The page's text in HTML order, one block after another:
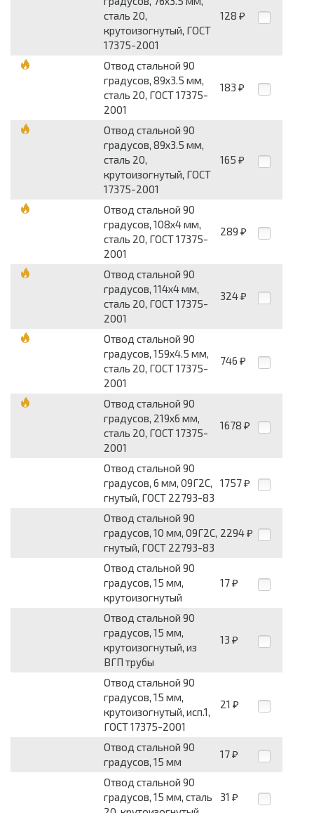
сталь 20,
крутоизогнутый, ГОСТ
17375-2001
128 ₽
Отвод стальной 90
градусов, 89x3.5 мм,
сталь 20, ГОСТ 17375-
2001
183 ₽
Отвод стальной 90
градусов, 89x3.5 мм,
сталь 20,
крутоизогнутый, ГОСТ
17375-2001
165 ₽
Отвод стальной 90
градусов, 108x4 мм,
сталь 20, ГОСТ 17375-
2001
289 ₽
Отвод стальной 90
градусов, 114x4 мм,
сталь 20, ГОСТ 17375-
2001
324 ₽
Отвод стальной 90
градусов, 159x4.5 мм,
сталь 20, ГОСТ 17375-
2001
746 ₽
Отвод стальной 90
градусов, 219x6 мм,
сталь 20, ГОСТ 17375-
2001
1678 ₽
Отвод стальной 90
градусов, 6 мм, 09Г2С,
гнутый, ГОСТ 22793-83
1757 ₽
Отвод стальной 90
градусов, 10 мм, 09Г2С,
гнутый, ГОСТ 22793-83
2294 ₽
Отвод стальной 90
градусов, 15 мм,
крутоизогнутый
17 ₽
Отвод стальной 90
градусов, 15 мм,
крутоизогнутый, из
ВГП трубы
13 ₽
Отвод стальной 90
градусов, 15 мм,
крутоизогнутый, исп.1,
ГОСТ 17375-2001
21 ₽
Отвод стальной 90
градусов, 15 мм
17 ₽
Отвод стальной 90
градусов, 15 мм, сталь
31 ₽